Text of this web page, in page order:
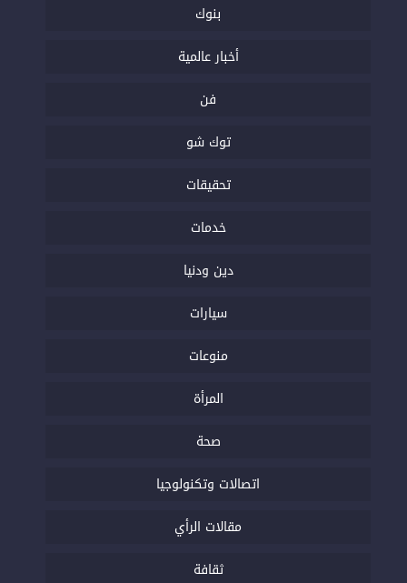
بنوك
أخبار عالمية
فن
توك شو
تحقيقات
خدمات
دين ودنيا
سيارات
منوعات
المرأة
صحة
اتصالات وتكنولوجيا
مقالات الرأي
ثقافة